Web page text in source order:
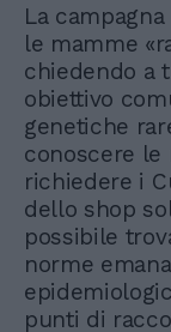
La
le mamme
chiedendo a
obiettivo
genetiche
conoscere le
richiedere i
dello shop
possibile
norme
punti di